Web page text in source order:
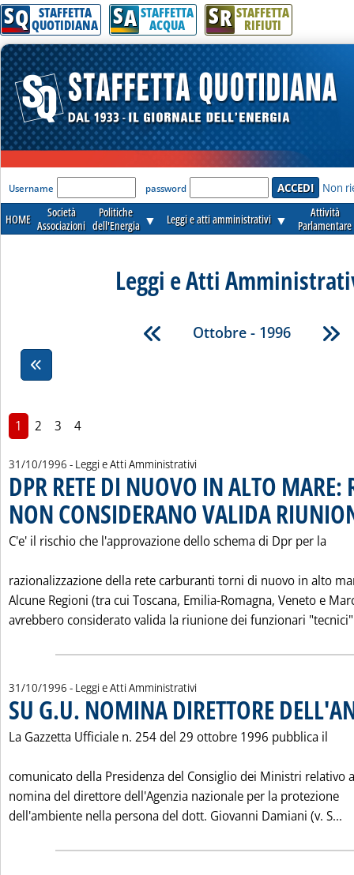
SQ STAFFETTA
QUOTIDIANA SA STAFFETTA
ACQUA SR STAFFETTA
RIFIUTI
'Modulo Login per accedere'
Username password Non
HOME
Società
Associazioni
Politiche
dell'Energia ▼ Leggi e atti amministrativi ▼
Attività
Parlamentare
Leggi e Atti
Ottobre - 1996
1 2 3 4
31/10/1996 - Leggi e Atti Amministrativi
DPR RETE DI NUOVO IN ALTO MARE:
NON CONSIDERANO VALIDA
C'e' il rischio che l'approvazione dello schema di Dpr per la
razionalizzazione della rete carburanti torni di nuovo in alto
Alcune Regioni (tra cui Toscana, Emilia-Romagna, Veneto e
avrebbero considerato valida la riunione dei funzionari
31/10/1996 - Leggi e Atti Amministrativi
SU G.U. NOMINA DIRETTORE
La Gazzetta Ufficiale n. 254 del 29 ottobre 1996 pubblica il
comunicato della Presidenza del Consiglio dei Ministri relativo
nomina del direttore dell'Agenzia nazionale per la protezione
dell'ambiente nella persona del dott. Giovanni Damiani (v. S...